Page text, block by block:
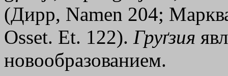
(Дирр, Namen 204;
Osset. Et. 122). Груґзия
новообразованием.